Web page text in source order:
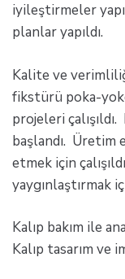
iyileştirmeler
planlar yapıldı.
Kalite ve
fikstürü poka-
projeleri
başlandı. Üretim
etmek için
yaygınlaştırmak
Kalıp bakım ile
Kalıp tasarım ve